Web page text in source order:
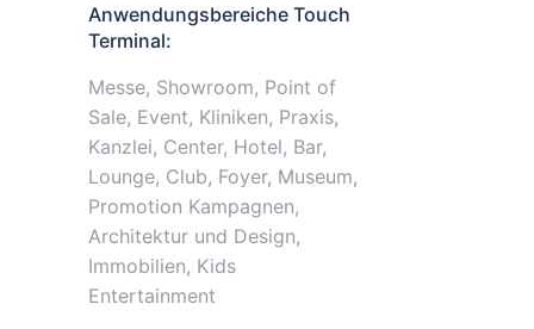
Anwendungsbereiche Touch
Terminal:
Messe, Showroom, Point of
Sale, Event, Kliniken, Praxis,
Kanzlei, Center, Hotel, Bar,
Lounge, Club, Foyer, Museum,
Promotion Kampagnen,
Architektur und Design,
Immobilien, Kids
Entertainment